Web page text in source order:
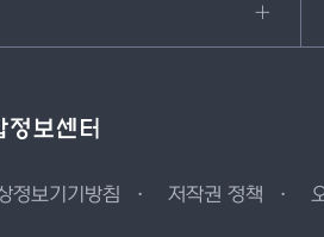
정보기기방침 저작권 정책